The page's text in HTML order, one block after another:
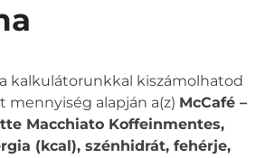
kalkulátorunkkal kiszámolhatod
mennyiség alapján a(z) McCafé –
Macchiato Koffeinmentes,
(kcal), szénhidrát, fehérje,